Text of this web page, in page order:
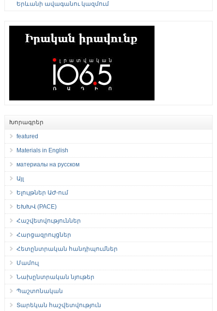
Երևանի ավագանու կազմում
Խորագրեր
featured
Materials in English
материалы на русском
Այլ
Ելույթներ ԱԺ-ում
ԵԽԽՎ (PACE)
Հաշվետվություններ
Հարցազրույցներ
Հետընտրական հանդիպումներ
Մամուլ
Նախընտրական նյութեր
Պաշտոնական
Տարեկան հաշվետվություն